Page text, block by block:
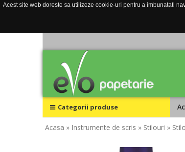
Acest site web doreste sa utilizeze cookie-uri pentru a imbunatati
Categorii produse
Acasa » Instrumente de scris » Stilouri »